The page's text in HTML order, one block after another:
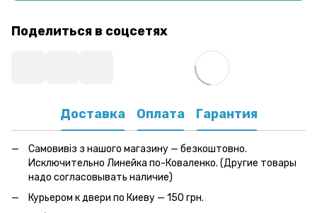
Поделиться в соцсетях
Доставка Оплата Гарантия
Самовивіз з нашого магазину — безкоштовно.
Исключительно Линейка по-Коваленко. (Другие товары
надо согласовывать наличие)
Курьером к двери по Киеву — 150 грн.